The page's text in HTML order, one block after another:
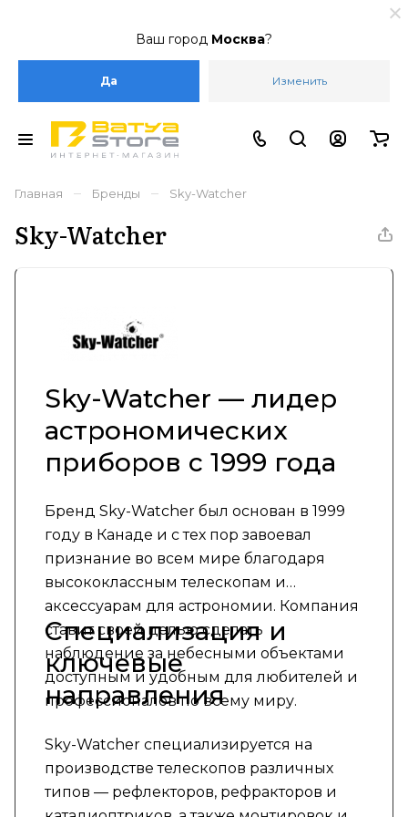
Ваш город Москва?
Да Изменить
Главная – Бренды – Sky-Watcher
Sky-Watcher
Sky-Watcher — лидер
астрономических
приборов с 1999 года
Бренд Sky-Watcher был основан в 1999
году в Канаде и с тех пор завоевал
признание во всем мире благодаря
высококлассным телескопам и
аксессуарам для астрономии. Компания
ставит своей целью сделать
наблюдение за небесными объектами
доступным и удобным для любителей и
профессионалов по всему миру.
Специализация и
ключевые
направления
Sky-Watcher специализируется на
производстве телескопов различных
типов — рефлекторов, рефракторов и